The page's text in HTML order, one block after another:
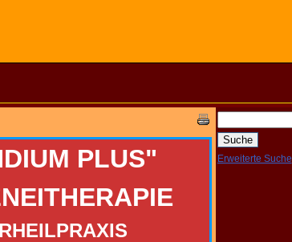
PLUS"
Erweiterte Suche